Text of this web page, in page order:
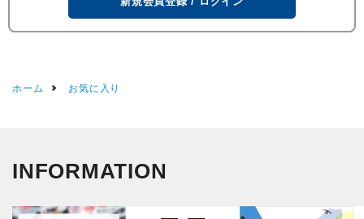
ホーム お気に入り
INFORMATION